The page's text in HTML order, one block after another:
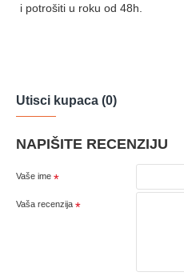
i potrošiti u roku od 48h.
Utisci kupaca (0)
NAPIŠITE RECENZIJU
Vaše ime
Vaša recenzija